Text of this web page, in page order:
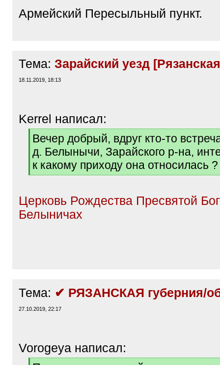
]
Армейский Пересыльный пункт.
Тема: Зарайский уезд
18.11.2019, 18:13
Kerrel написал:
[
q
]
Вечер добрый, вдруг кто-то
д. Белынычи, Зарайского р-на,
к какому приходу она относилась ?
[
]
Церковь Рождества Пресвятой
Белыничах
Тема: ✔ РЯЗАНСКАЯ губерния/
27.10.2019, 22:17
Vorogeya написал: